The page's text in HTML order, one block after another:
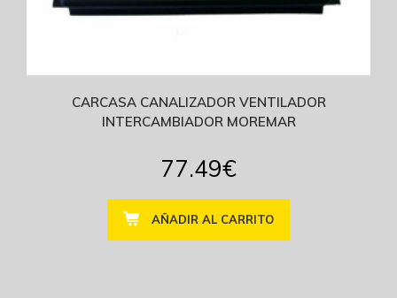
CARCASA CANALIZADOR VENTILADOR
INTERCAMBIADOR MOREMAR
77.49€
AÑADIR AL CARRITO